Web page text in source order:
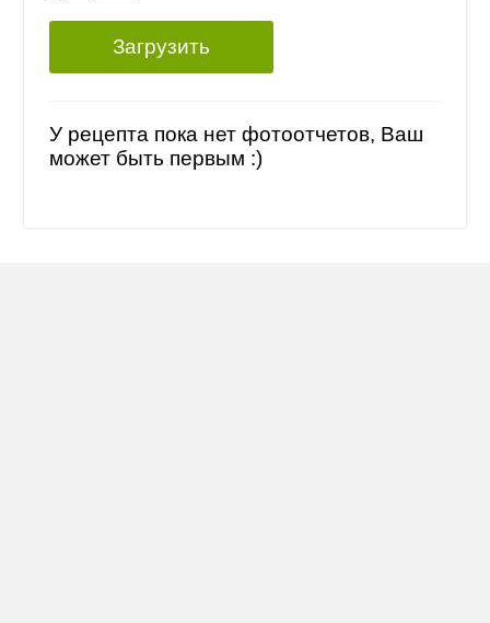
Загрузить
У рецепта пока нет фотоотчетов, Ваш
может быть первым :)